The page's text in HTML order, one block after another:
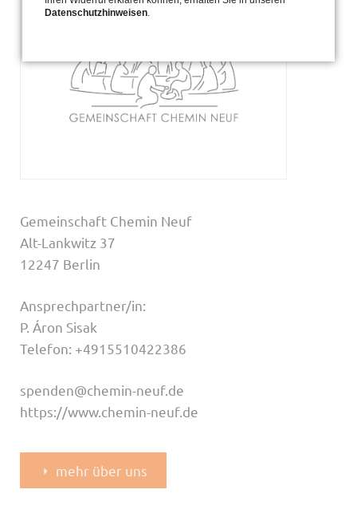
Gemeinschaft Chemin Neuf
Alt-Lankwitz 37
12247 Berlin
Ansprechpartner/in:
P. Áron Sisak
Telefon: +4915510422386
spenden@chemin-neuf.de
https://www.chemin-neuf.de
mehr über uns
Datenschutzhinweisen